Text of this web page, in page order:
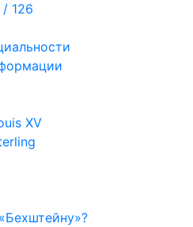
/ 126
XV